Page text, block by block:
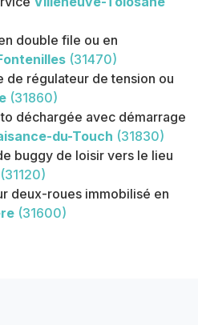
double file ou en
(31470)
de régulateur de tension ou
(31860)
déchargée avec démarrage
du-Touch (31830)
buggy de loisir vers le lieu
(31120)
deux-roues immobilisé en
(31600)